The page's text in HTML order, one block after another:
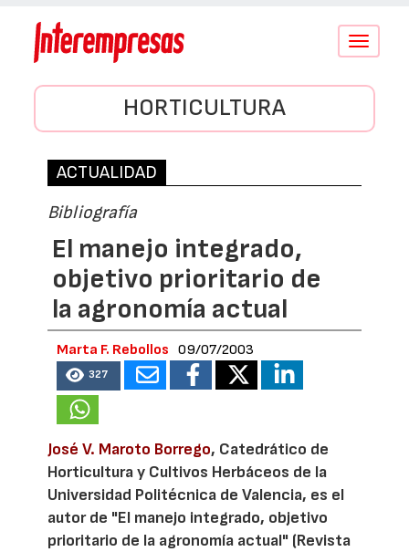
Conmutar
HORTICULTURA
ACTUALIDAD
Bibliografía
El manejo integrado,
objetivo prioritario de
la agronomía actual
Marta F. Rebollos 09/07/2003
327
José V. Maroto Borrego, Catedrático de
Horticultura y Cultivos Herbáceos de la
Universidad Politécnica de Valencia, es el
autor de "El manejo integrado, objetivo
prioritario de la agronomía actual" (Revista